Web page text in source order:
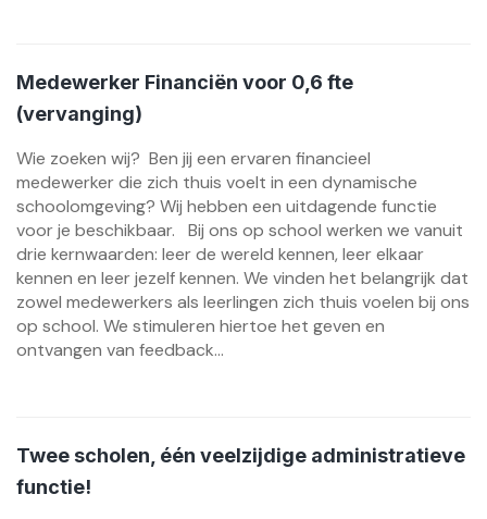
Medewerker Financiën voor 0,6 fte
(vervanging)
Wie zoeken wij? Ben jij een ervaren financieel
medewerker die zich thuis voelt in een dynamische
schoolomgeving? Wij hebben een uitdagende functie
voor je beschikbaar. Bij ons op school werken we vanuit
drie kernwaarden: leer de wereld kennen, leer elkaar
kennen en leer jezelf kennen. We vinden het belangrijk dat
zowel medewerkers als leerlingen zich thuis voelen bij ons
op school. We stimuleren hiertoe het geven en
ontvangen van feedback...
Twee scholen, één veelzijdige administratieve
functie!